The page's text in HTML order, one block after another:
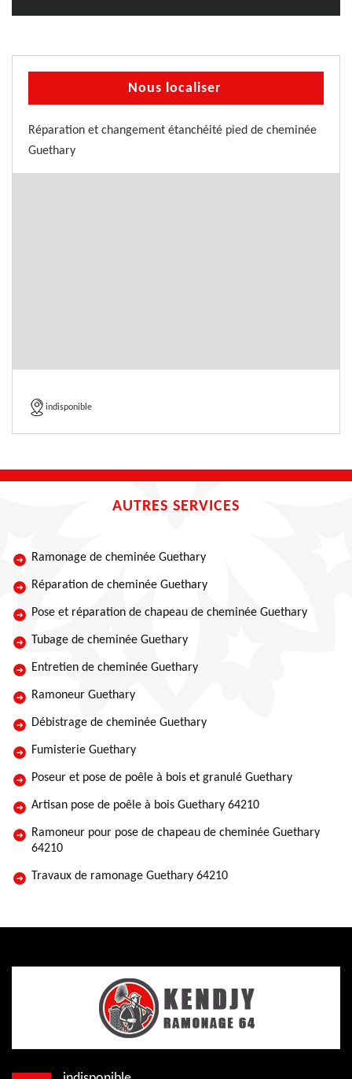
Nous localiser
Réparation et changement étanchéité pied de cheminée
Guethary
indisponible
AUTRES SERVICES
Ramonage de cheminée Guethary
Réparation de cheminée Guethary
Pose et réparation de chapeau de cheminée Guethary
Tubage de cheminée Guethary
Entretien de cheminée Guethary
Ramoneur Guethary
Débistrage de cheminée Guethary
Fumisterie Guethary
Poseur et pose de poêle à bois et granulé Guethary
Artisan pose de poêle à bois Guethary 64210
Ramoneur pour pose de chapeau de cheminée Guethary
64210
Travaux de ramonage Guethary 64210